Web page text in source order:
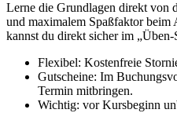
Lerne die Grundlagen direkt von
und maximalem Spaßfaktor beim
kannst du direkt sicher im
Flexibel: Kostenfreie
Gutscheine: Im
Termin mitbringen.
Wichtig: vor Kursbeginn